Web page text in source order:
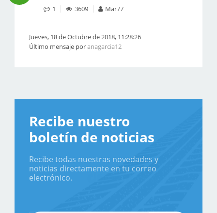
1 3609 Mar77
Jueves, 18 de Octubre de 2018, 11:28:26
Último mensaje poranagarcia12
Recibe nuestro
boletín de noticias
Recibe todas nuestras novedades y
noticias directamente en tu correo
electrónico.